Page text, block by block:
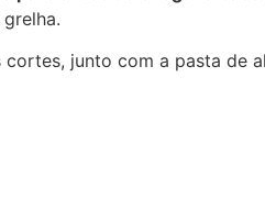
junto com a pasta de